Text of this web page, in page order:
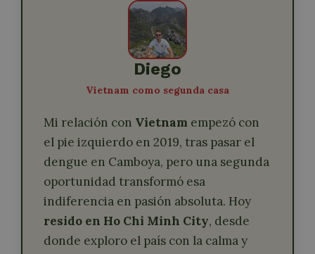
Diego
Vietnam como segunda casa
Mi relación con Vietnam empezó con
el pie izquierdo en 2019, tras pasar el
dengue en Camboya, pero una segunda
oportunidad transformó esa
indiferencia en pasión absoluta. Hoy
resido en Ho Chi Minh City, desde
donde exploro el país con la calma y